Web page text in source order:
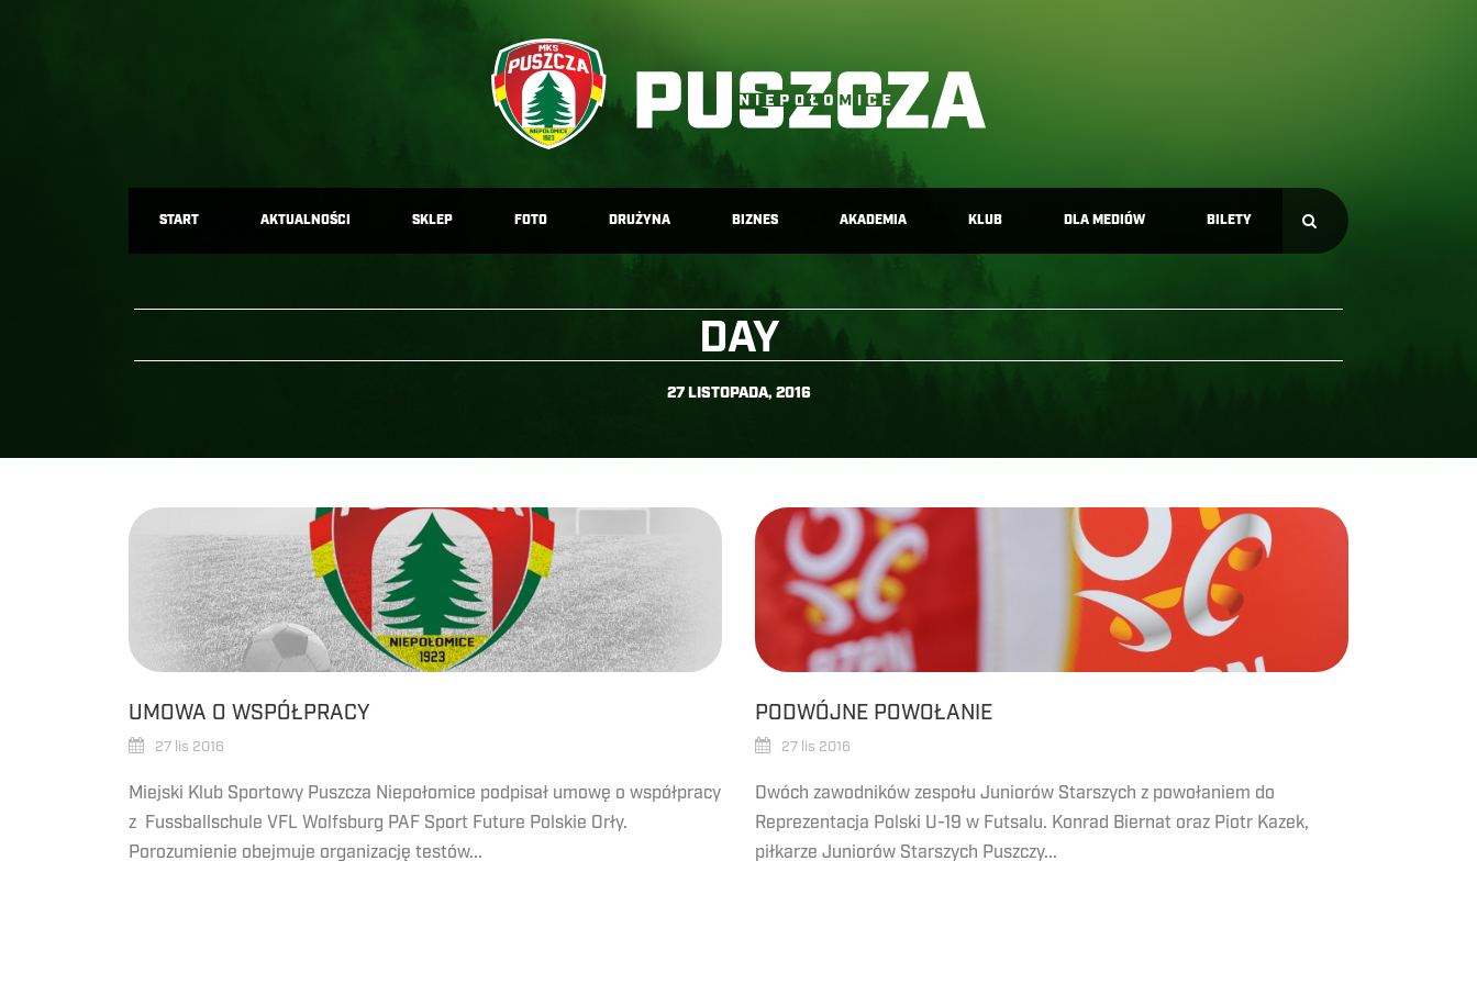
START AKTUALNOŚCI SKLEP FOTO DRUŻYNA BIZNES AKADEMIA KLUB DLA MEDIÓW BILETY
DAY
27 LISTOPADA, 2016
UMOWA O WSPÓŁPRACY
27 lis 2016
Miejski Klub Sportowy Puszcza Niepołomice podpisał umowę o współpracy
z Fussballschule VFL Wolfsburg PAF Sport Future Polskie Orły.
Porozumienie obejmuje organizację testów...
PODWÓJNE POWOŁANIE
27 lis 2016
Dwóch zawodników zespołu Juniorów Starszych z powołaniem do
Reprezentacja Polski U-19 w Futsalu. Konrad Biernat oraz Piotr Kazek,
piłkarze Juniorów Starszych Puszczy...